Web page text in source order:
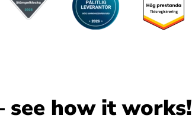
see how it works!